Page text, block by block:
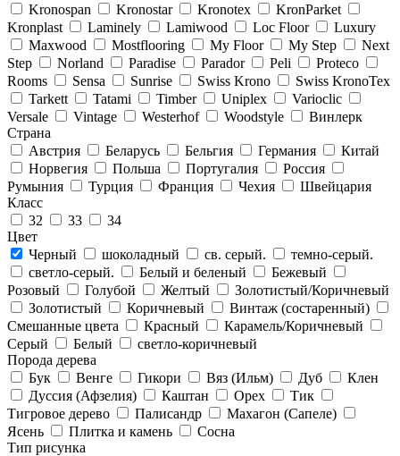
Kronospan
Kronostar Kronotex
KronParket
Kronplast
Laminely Lamiwood Loc Floor
Luxury
Maxwood
Mostflooring My Floor My Step
Next
Step
Norland Paradise Parador Peli
Proteco
Rooms
Sensa Sunrise Swiss Krono
Swiss KronoTex
Tarkett
Tatami Timber Uniplex
Varioclic
Versale
Vintage Westerhof Woodstyle
Винлерк
Страна
Австрия
Беларусь Бельгия Германия
Китай
Норвегия
Польша Португалия
Россия
Румыния
Турция Франция Чехия
Швейцария
Класс
32
33
34
Цвет
Черный
шоколадный св. серый.
темно-серый.
светло-серый.
Белый и беленый
Бежевый
Розовый
Голубой Желтый
Золотистый/Коричневый
Золотистый
Коричневый
Винтаж (состаренный)
Смешанные цвета
Красный
Карамель/Коричневый
Серый
Белый
светло-коричневый
Порода дерева
Бук
Венге Гикори Вяз (Ильм) Дуб
Клен
Дуссия (Афзелия)
Каштан Орех
Тик
Тигровое дерево
Палисандр
Махагон (Сапеле)
Ясень
Плитка и камень
Сосна
Тип рисунка